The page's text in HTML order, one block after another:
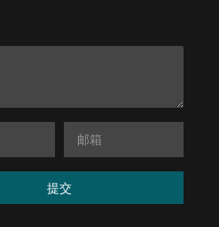
提交